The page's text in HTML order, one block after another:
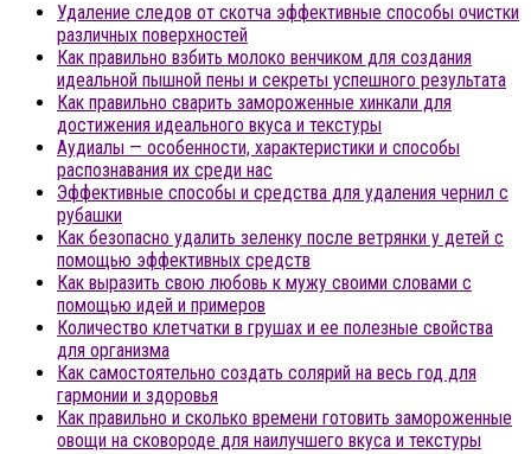
Удаление следов от скотча эффективные способы очистки
различных поверхностей
Как правильно взбить молоко венчиком для создания
идеальной пышной пены и секреты успешного результата
Как правильно сварить замороженные хинкали для
достижения идеального вкуса и текстуры
Аудиалы — особенности, характеристики и способы
распознавания их среди нас
Эффективные способы и средства для удаления чернил с
рубашки
Как безопасно удалить зеленку после ветрянки у детей с
помощью эффективных средств
Как выразить свою любовь к мужу своими словами с
помощью идей и примеров
Количество клетчатки в грушах и ее полезные свойства
для организма
Как самостоятельно создать солярий на весь год для
гармонии и здоровья
Как правильно и сколько времени готовить замороженные
овощи на сковороде для наилучшего вкуса и текстуры